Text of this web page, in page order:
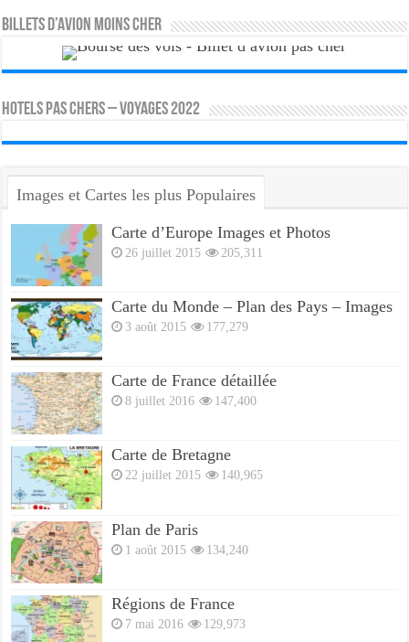
Billets d’avion moins cher
HOTELS PAS CHERS – VOYAGES 2022
Images et Cartes les plus Populaires
Carte d’Europe Images et Photos
26 juillet 2015 205,311
Carte du Monde – Plan des Pays – Images
3 août 2015 177,279
Carte de France détaillée
8 juillet 2016 147,400
Carte de Bretagne
22 juillet 2015 140,965
Plan de Paris
1 août 2015 134,240
Régions de France
7 mai 2016 129,973